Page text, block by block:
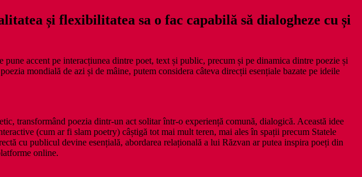
și flexibilitatea sa o fac capabilă să dialogheze cu și
accent pe interacțiunea dintre poet, text și public, precum și pe dinamica dintre poezie și
mondială de azi și de mâine, putem considera câteva direcții esențiale bazate pe ideile
transformând poezia dintr-un act solitar într-o experiență comună, dialogică. Această idee
(cum ar fi slam poetry) câștigă tot mai mult teren, mai ales în spații precum Statele
cu publicul devine esențială, abordarea relațională a lui Răzvan ar putea inspira poeți din
online.